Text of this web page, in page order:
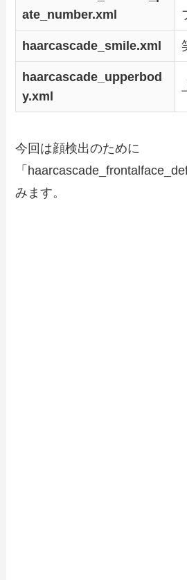
ate_number.xml
haarcascade_smile.xml
haarcascade_upperbod
y.xml
今回は顔検出のために
「
みます。